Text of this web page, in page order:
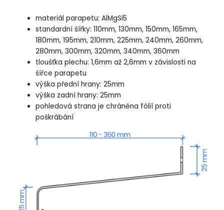
materiál parapetu: AlMgSi5
standardní šířky: 110mm, 130mm, 150mm, 165mm,
180mm, 195mm, 210mm, 225mm, 240mm, 260mm,
280mm, 300mm, 320mm, 340mm, 360mm
tloušťka plechu: 1,6mm až 2,6mm v závislosti na
šířce parapetu
výška přední hrany: 25mm
výška zadní hrany: 25mm
pohledová strana je chráněna fólií proti
poškrábání